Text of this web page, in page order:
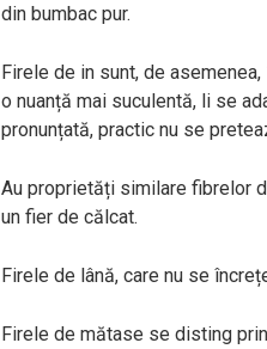
din bumbac pur.
Firele de in sunt, de
o nuanță mai suculentă, li se
pronunțată, practic nu se
Au proprietăți similare fibrelor
un fier de călcat.
Firele de lână, care nu se
Firele de mătase se disting